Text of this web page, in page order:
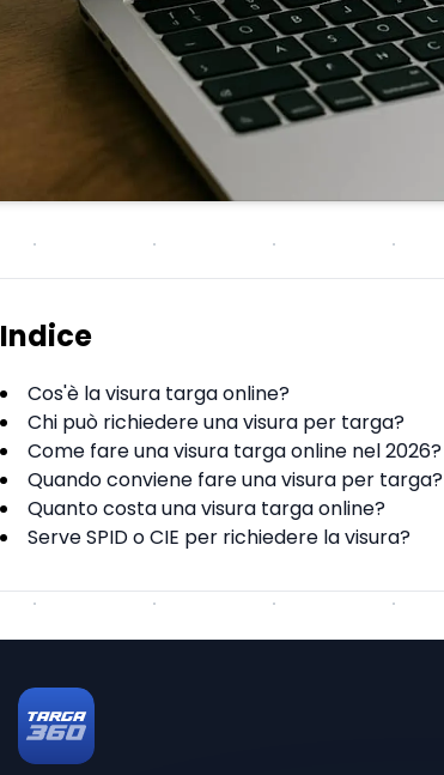
Indice
Cos'è la visura targa online?
Chi può richiedere una visura per targa?
Come fare una visura targa online nel 2026?
Quando conviene fare una visura per targa?
Quanto costa una visura targa online?
Serve SPID o CIE per richiedere la visura?